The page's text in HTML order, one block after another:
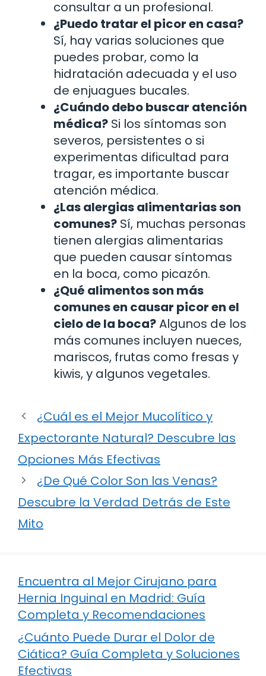
consultar a un profesional.
¿Puedo tratar el picor en casa?
Sí, hay varias soluciones que
puedes probar, como la
hidratación adecuada y el uso
de enjuagues bucales.
¿Cuándo debo buscar atención
médica? Si los síntomas son
severos, persistentes o si
experimentas dificultad para
tragar, es importante buscar
atención médica.
¿Las alergias alimentarias son
comunes? Sí, muchas personas
tienen alergias alimentarias
que pueden causar síntomas
en la boca, como picazón.
¿Qué alimentos son más
comunes en causar picor en el
cielo de la boca?Algunos de los
más comunes incluyen nueces,
mariscos, frutas como fresas y
kiwis, y algunos vegetales.
¿Cuál es el Mejor Mucolítico y
Expectorante Natural? Descubre las
Opciones Más Efectivas
¿De Qué Color Son las Venas?
Descubre la Verdad Detrás de Este
Mito
Encuentra al Mejor Cirujano para
Hernia Inguinal en Madrid: Guía
Completa y Recomendaciones
¿Cuánto Puede Durar el Dolor de
Ciática? Guía Completa y Soluciones
Efectivas